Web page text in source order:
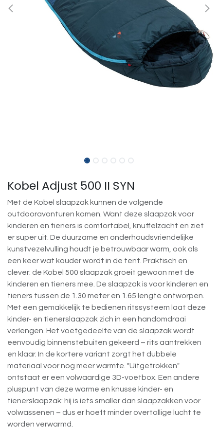
Kobel Adjust 500 II SYN
Met de Kobel slaapzak kunnen de volgende
outdooravonturen komen. Want deze slaapzak voor
kinderen en tieners is comfortabel, knuffelzacht en ziet
er super uit. De duurzame en onderhoudsvriendelijke
kunstvezelvulling houdt je betrouwbaar warm, ook als
een keer wat kouder wordt in de tent. Praktisch en
clever: de Kobel 500 slaapzak groeit gewoon met de
kinderen en tieners mee. De slaapzak is voor kinderen en
tieners tussen de 1.30 meter en 1.65 lengte ontworpen.
Met een gemakkelijk te bedienen ritssysteem laat deze
kinder- en tienerslaapzak zich in een handomdraai
verlengen. Het voetgedeelte van de slaapzak wordt
eenvoudig binnenstebuiten gekeerd – rits aantrekken
en klaar. In de kortere variant zorgt het dubbele
materiaal voor nog meer warmte. "Uitgetrokken"
ontstaat er een volwaardige 3D-voetbox. Een andere
pluspunt van deze warme en knusse kinder- en
tienerslaapzak: hij is iets smaller dan slaapzakken voor
volwassenen – dus er hoeft minder overtollige lucht te
worden verwarmd.